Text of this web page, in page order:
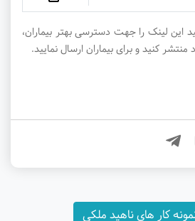
این لینک را جهت دسترسی بهتر بیماران،
کنید و برای بیماران ارسال نمایید.
کار های ناهید ملکی